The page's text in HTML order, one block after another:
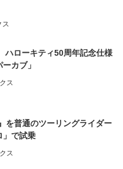
ス
ハローキティ50周年記念仕様
カブ」
ス
を普通のツーリングライダー
」で試乗
ス